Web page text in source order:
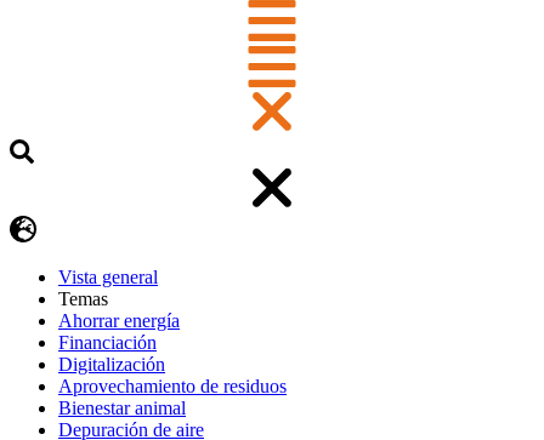
Vista general
Temas
Ahorrar energía
Financiación
Digitalización
Aprovechamiento de residuos
Bienestar animal
Depuración de aire